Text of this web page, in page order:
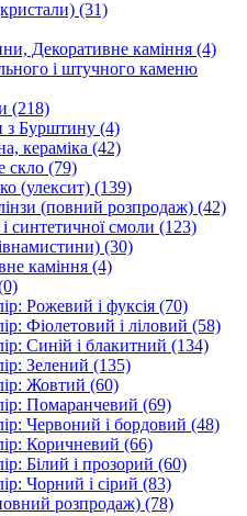
(31)
Декоративне каміння (4)
і штучного каменю
(218)
з Бурштину (4)
кераміка (42)
скло (79)
(улексит) (139)
(повний розпродаж) (42)
синтетичної смоли (123)
(30)
каміння (4)
Рожевий і фуксія (70)
Фіолетовий і ліловий (58)
Синій і блакитний (134)
Зелений (135)
Жовтий (60)
Помаранчевий (69)
Червоний і бордовий (48)
Коричневий (66)
Білий і прозорий (60)
Чорний і сірий (83)
розпродаж) (78)